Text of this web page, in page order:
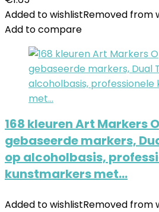
Added to wishlistRemoved from
Add to compare
168 kleuren Art Markers
gebaseerde markers,
op alcoholbasis,
kunstmarkers met…
Added to wishlistRemoved from